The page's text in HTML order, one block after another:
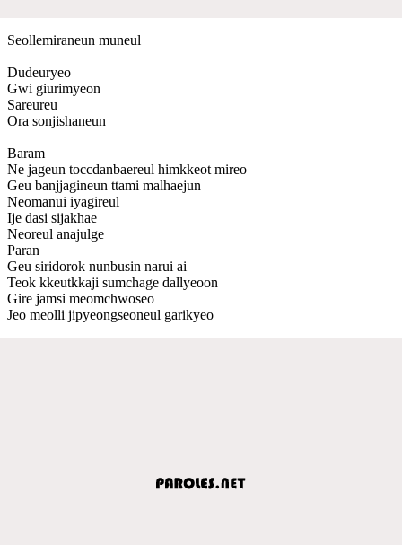
Seollemiraneun muneul
Dudeuryeo
Gwi giurimyeon
Sareureu
Ora sonjishaneun
Baram
Ne jageun toccdanbaereul himkkeot mireo
Geu banjjagineun ttami malhaejun
Neomanui iyagireul
Ije dasi sijakhae
Neoreul anajulge
Paran
Geu siridorok nunbusin narui ai
Teok kkeutkkaji sumchage dallyeoon
Gire jamsi meomchwoseo
Jeo meolli jipyeongseoneul garikyeo